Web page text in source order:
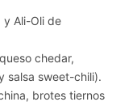
y Ali-Oli de
chedar,
salsa sweet-chili).
brotes tiernos